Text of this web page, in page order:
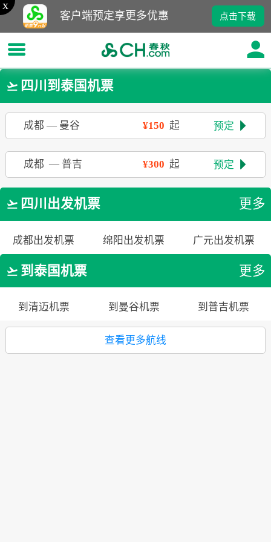
点击下载
客户端预定享更多优惠
x
 四川到泰国机票
成都 — 曼谷 ¥150起 预定 
成都 — 普吉 ¥300起 预定 
 四川出发机票 更多
成都出发机票 绵阳出发机票 广元出发机票
 到泰国机票 更多
到清迈机票 到曼谷机票 到普吉机票
查看更多航线